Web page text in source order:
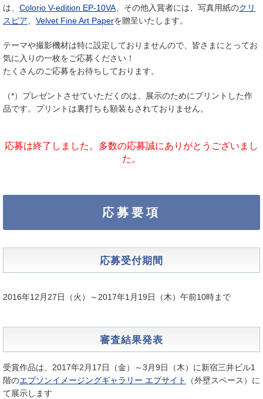
は、 Colorio V-edition EP-10VA 、その他入賞者には、写真用紙のクリ
スピア
Velvet Fine Art Paperを贈呈いたします。
テーマや撮影機材は特に設定しておりませんので、皆さまにとってお
気に入りの一枚をご応募ください！
たくさんのご応募をお待ちしております。
（*）プレゼントさせていただくのは、展示のためにプリントした作
品です。プリントは裏打ちも額装もされておりません。
応募は終了しました。多数の応募誠にありがとうございまし
た。
応募要項
応募受付期間
2016年12月27日（火）～2017年1月19日（木）午前10時まで
審査結果発表
受賞作品は、2017年2月17日（金）～3月9日（木）に新宿三井ビル1
階のエプソンイメージングギャラリー エプサイト
（外壁スペース）に
て展示します